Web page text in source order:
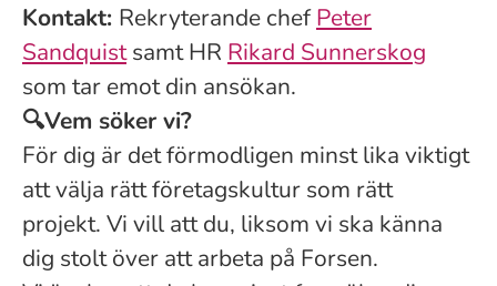
Kontakt: Rekryterande chefPeter
Sandquistsamt HR Rikard Sunnerskog
som tar emot din ansökan.
🔍Vem söker vi?
För dig är det förmodligen minst lika viktigt
att välja rätt företagskultur som rätt
projekt. Vi vill att du, liksom vi ska känna
dig stolt över att arbeta på Forsen.